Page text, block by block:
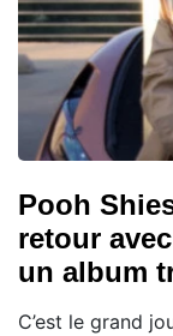
Pooh
retour
un album
C’est le grand